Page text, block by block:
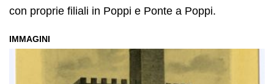
con proprie filiali in Poppi e Ponte a Poppi.
IMMAGINI